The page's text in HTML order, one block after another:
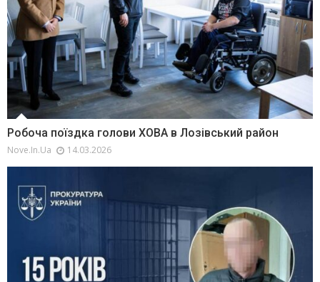
Робоча поїздка голови ХОВА в Лозівський район
Nove.in.ua 14.03.2026